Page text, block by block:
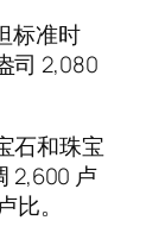
标准时
司 2,080
石和珠宝
2,600 卢
。